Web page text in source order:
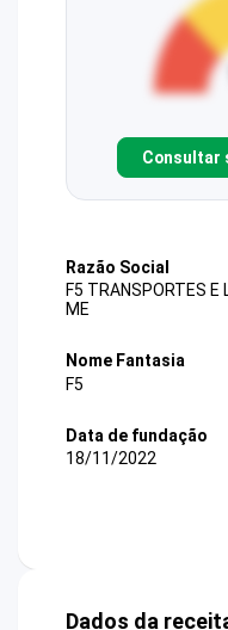
Consultar
Razão Social
F5 TRANSPORTES E
ME
Nome Fantasia
F5
Data de fundação
18/11/2022
Dados da